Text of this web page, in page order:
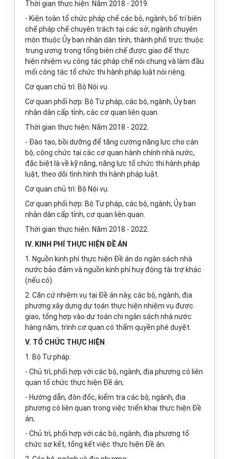
Thời gian thực hiện: Năm 2018 - 2019.
- Kiện toàn tổ chức pháp chế các bộ, ngành; bố trí biên
chế pháp chế chuyên trách tại các sở, ngành chuyên
môn thuộc Ủy ban nhân dân tỉnh, thành phố trực thuộc
trung ương trong tổng biên chế được giao để thực
hiện nhiệm vụ công tác pháp chế nói chung và làm đầu
mối công tác tổ chức thi hành pháp luật nói riêng.
Cơ quan chủ trì: Bộ Nội vụ.
Cơ quan phối hợp: Bộ Tư pháp, các bộ, ngành, Ủy ban
nhân dân cấp tỉnh, các cơ quan liên quan.
Thời gian thực hiện: Năm 2018 - 2022.
- Đào tạo, bồi dưỡng để tăng cường năng lực cho cán
bộ, công chức tại các cơ quan hành chính nhà nước,
đặc biệt là về kỹ năng, năng lực tổ chức thi hành pháp
luật, theo dõi tình hình thi hành pháp luật.
Cơ quan chủ trì: Bộ Nội vụ.
Cơ quan phối hợp: Bộ Tư pháp, các bộ, ngành, Ủy ban
nhân dân cấp tỉnh, cơ quan liên quan.
Thời gian thực hiện: Năm 2018 - 2022.
IV. KINH PHÍ THỰC HIỆN ĐỀ ÁN
1. Nguồn kinh phí thực hiện Đề án do ngân sách nhà
nước bảo đảm và nguồn kinh phí huy động tài trợ khác
(nếu có).
2. Căn cứ nhiệm vụ tại Đề án này, các bộ, ngành, địa
phương xây dựng dự toán thực hiện nhiệm vụ được
giao, tổng hợp vào dự toán chi ngân sách nhà nước
hàng năm, trình cơ quan có thẩm quyền phê duyệt.
V. TỔ CHỨC THỰC HIỆN
1. Bộ Tư pháp:
- Chủ trì, phối hợp với các bộ, ngành, địa phương có liên
quan tổ chức thực hiện Đề án;
- Hướng dẫn, đôn đốc, kiểm tra các bộ, ngành, địa
phương có liên quan trong việc triển khai thực hiện Đề
án;
- Chủ trì, phối hợp với các bộ, ngành, địa phương tổ
chức sơ kết, tổng kết việc thực hiện Đề án.